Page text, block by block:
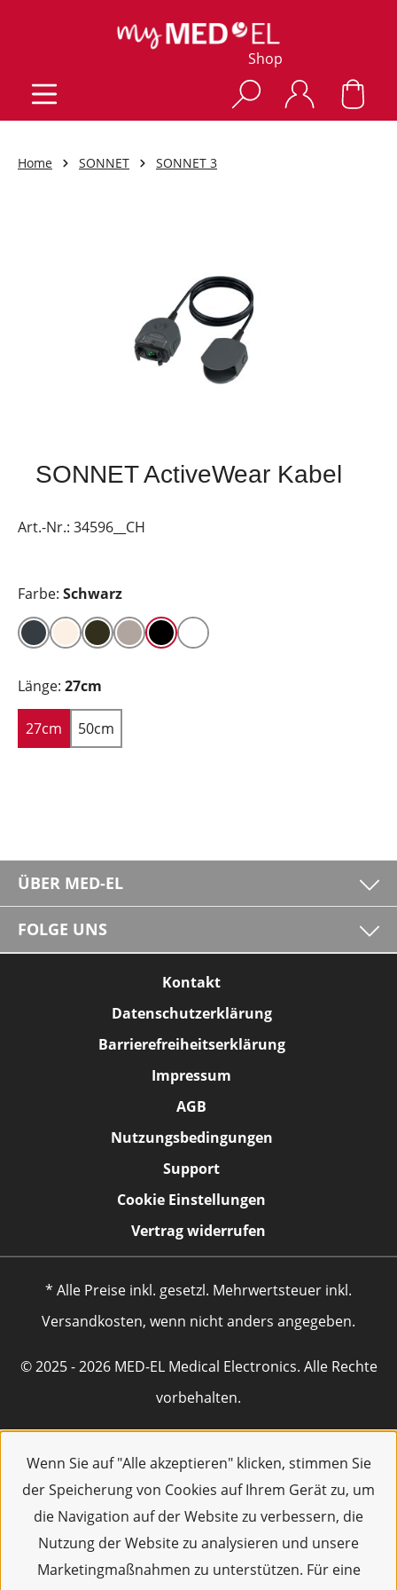
Wenn Sie auf "Alle akzeptieren" klicken, stimmen Sie
der Speicherung von Cookies auf Ihrem Gerät zu, um
die Navigation auf der Website zu verbessern, die
Nutzung der Website zu analysieren und unsere
Marketingmaßnahmen zu unterstützen. Für eine
Shop
Home SONNET SONNET 3
SONNET ActiveWear Kabel
Art.-Nr.: 34596__CH
Farbe: Schwarz
Länge: 27cm
27cm 50cm
ÜBER MED-EL
FOLGE UNS
Kontakt
Datenschutzerklärung
Barrierefreiheitserklärung
Impressum
AGB
Nutzungsbedingungen
Support
Cookie Einstellungen
Vertrag widerrufen
* Alle Preise inkl. gesetzl. Mehrwertsteuer inkl.
Versandkosten, wenn nicht anders angegeben.
© 2025 - 2026 MED-EL Medical Electronics. Alle Rechte
vorbehalten.